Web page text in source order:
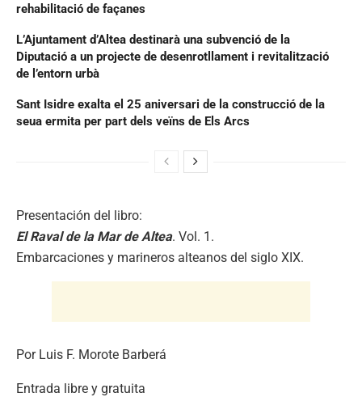
rehabilitació de façanes
L’Ajuntament d’Altea destinarà una subvenció de la
Diputació a un projecte de desenrotllament i revitalització
de l’entorn urbà
Sant Isidre exalta el 25 aniversari de la construcció de la
seua ermita per part dels veïns de Els Arcs
Presentación del libro:
El Raval de la Mar de Altea. Vol. 1.
Embarcaciones y marineros alteanos del siglo XIX.
Por Luis F. Morote Barberá
Entrada libre y gratuita